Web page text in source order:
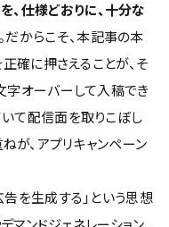
、仕様どおりに、十分な
だからこそ、本記事の本
正確に押さえることが、そ
字オーバーして入稿でき
て配信面を取りこぼし
、アプリキャンペーン
を生成する」という思想